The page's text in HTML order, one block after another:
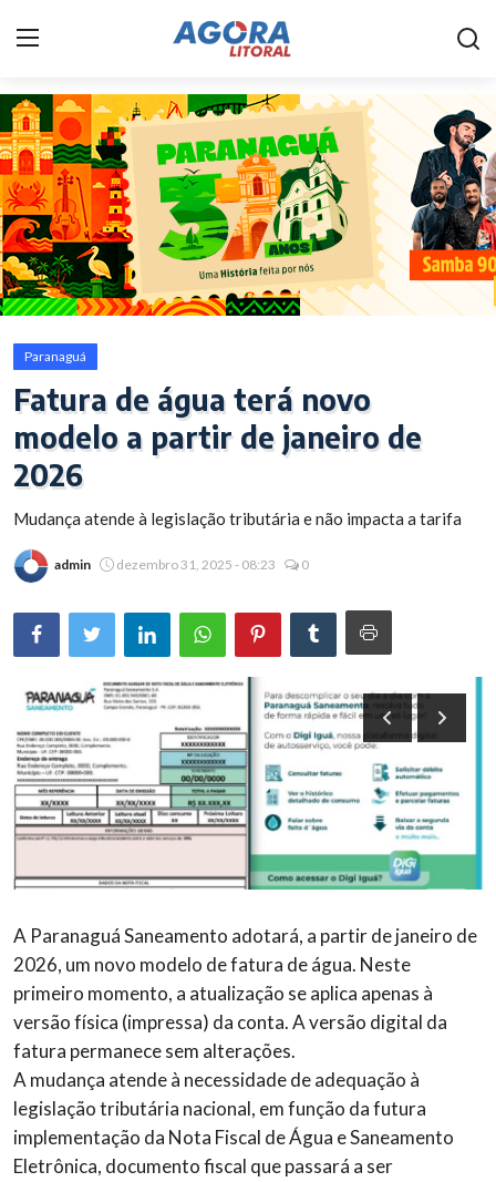
Home
Litoral
Paranaguá
Saúde
Acidente
Paraná
Policial
Brasil
Paranaguá
Fatura de água terá novo
modelo a partir de janeiro de
2026
Mudança atende à legislação tributária e não impacta a tarifa
admin dezembro 31, 2025 - 08:23 0
A Paranaguá Saneamento adotará, a partir de janeiro de
2026, um novo modelo de fatura de água. Neste
primeiro momento, a atualização se aplica apenas à
versão física (impressa) da conta. A versão digital da
fatura permanece sem alterações.
A mudança atende à necessidade de adequação à
legislação tributária nacional, em função da futura
implementação da Nota Fiscal de Água e Saneamento
Eletrônica, documento fiscal que passará a ser